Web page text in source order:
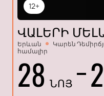
12+
ՎԱԼԵՐԻ
Երևան
Կարեն
համալիր
28 ՆՈՅ